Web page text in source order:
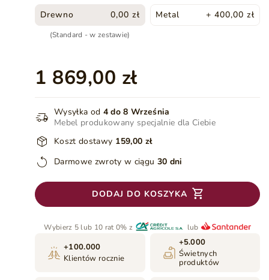
Drewno
0,00 zł
(Standard - w zestawie)
Metal + 400,00 zł
1 869,00 zł
Wysyłka od 4 do 8 Września
Mebel produkowany specjalnie dla Ciebie
Koszt dostawy 159,00 zł
Darmowe zwroty w ciągu 30 dni
DODAJ DO KOSZYKA
Wybierz 5 lub 10 rat 0% z lub
+100.000
Klientów rocznie
+5.000
Świetnych
produktów